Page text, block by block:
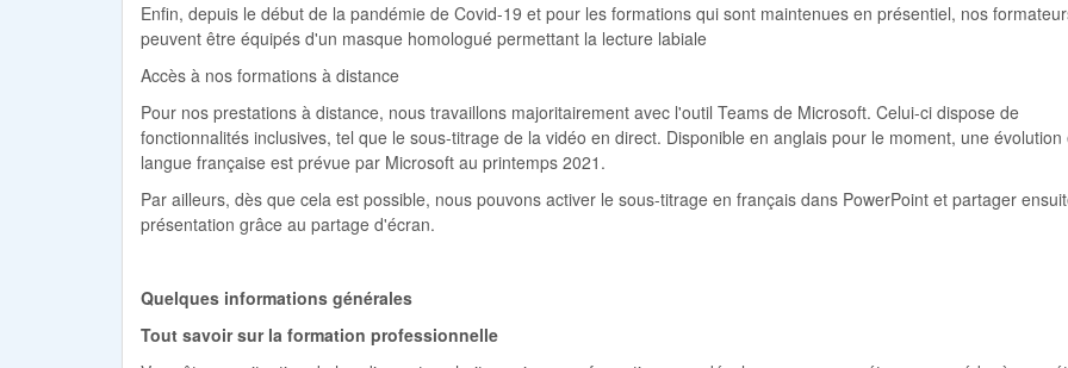
Enfin, depuis le début de la pandémie de Covid-19 et pour les formations qui sont maintenues en présentiel, nos
peuvent être équipés d'un masque homologué permettant la lecture labiale
Accès à nos formations à distance
Pour nos prestations à distance, nous travaillons majoritairement avec l'outil Teams de Microsoft. Celui-ci dispose de
fonctionnalités inclusives, tel que le sous-titrage de la vidéo en direct. Disponible en anglais pour le moment, une évolution
langue française est prévue par Microsoft au printemps 2021.
Par ailleurs, dès que cela est possible, nous pouvons activer le sous-titrage en français dans PowerPoint et partager
présentation grâce au partage d'écran.
Quelques informations générales
Tout savoir sur la formation professionnelle